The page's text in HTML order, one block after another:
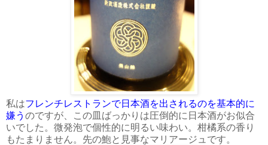
私はフレンチレストランで日本酒を出されるのを基本的に
嫌う のですが、この皿ばっかりは圧倒的に日本酒がお似合
いでした。微発泡で個性的に明るい味わい。柑橘系の香り
もたまりません。先の鮑と見事なマリアージュです。